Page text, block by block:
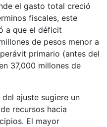
el gasto total creció
fiscales, este
a que el déficit
de pesos menor a
primario (antes del
37,000 millones de
ajuste sugiere un
recursos hacia
El mayor